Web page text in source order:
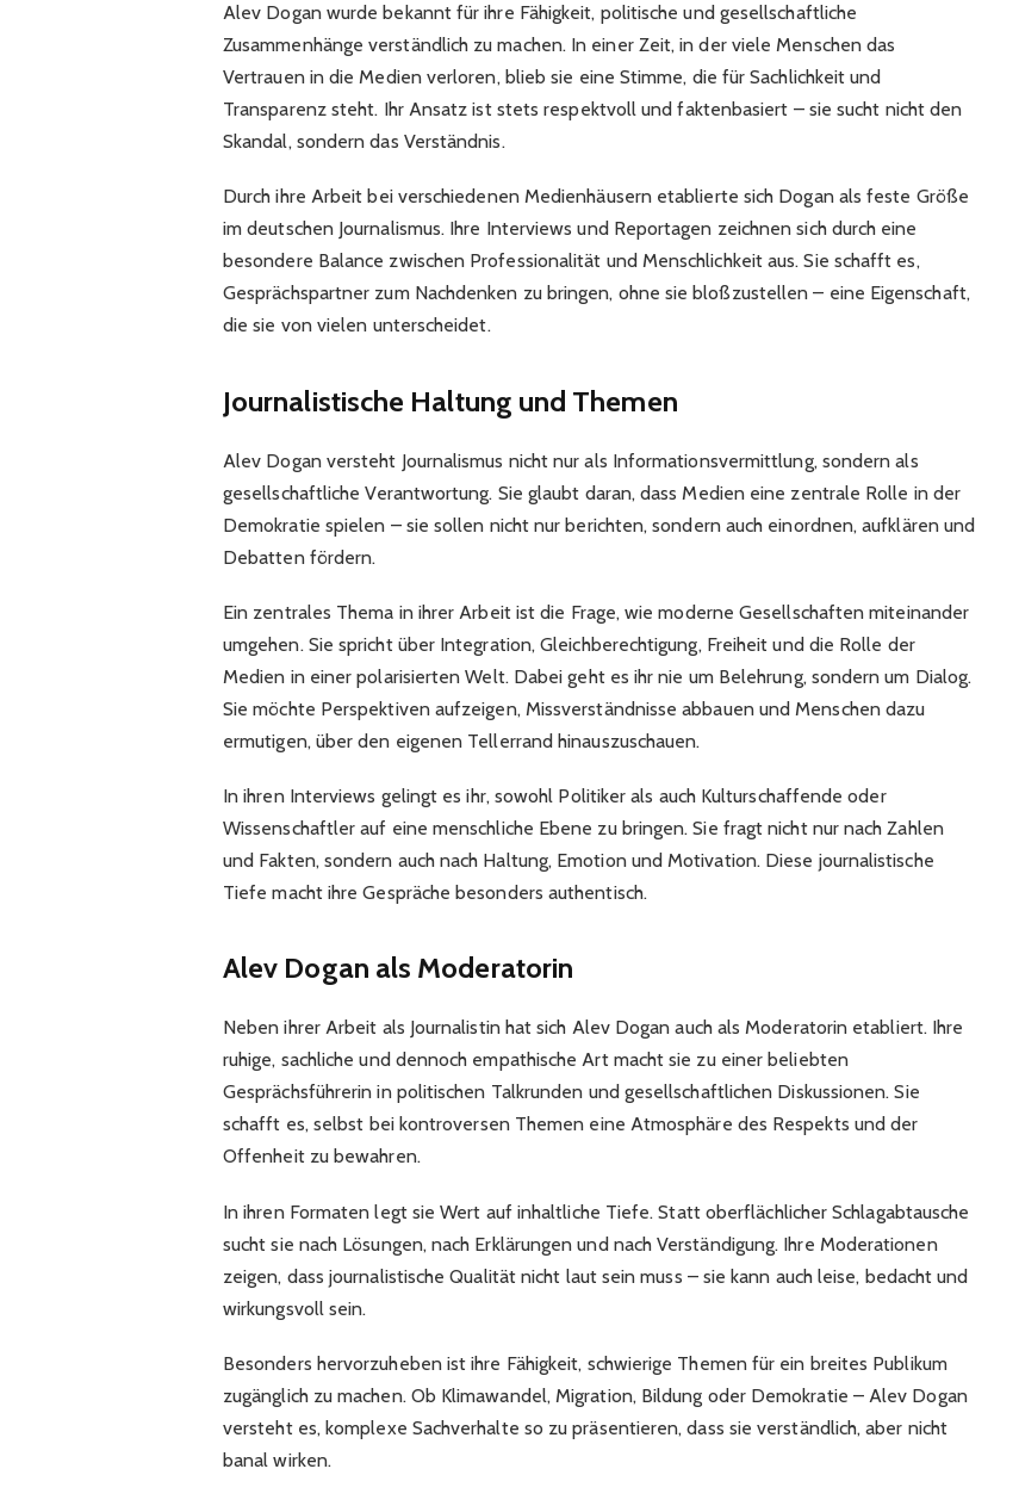
Alev Dogan wurde bekannt für ihre Fähigkeit, politische und gesellschaftliche
Zusammenhänge verständlich zu machen. In einer Zeit, in der viele Menschen das
Vertrauen in die Medien verloren, blieb sie eine Stimme, die für Sachlichkeit und
Transparenz steht. Ihr Ansatz ist stets respektvoll und faktenbasiert – sie sucht nicht den
Skandal, sondern das Verständnis.
Durch ihre Arbeit bei verschiedenen Medienhäusern etablierte sich Dogan als feste Größe
im deutschen Journalismus. Ihre Interviews und Reportagen zeichnen sich durch eine
besondere Balance zwischen Professionalität und Menschlichkeit aus. Sie schafft es,
Gesprächspartner zum Nachdenken zu bringen, ohne sie bloßzustellen – eine Eigenschaft,
die sie von vielen unterscheidet.
Journalistische Haltung und Themen
Alev Dogan versteht Journalismus nicht nur als Informationsvermittlung, sondern als
gesellschaftliche Verantwortung. Sie glaubt daran, dass Medien eine zentrale Rolle in der
Demokratie spielen – sie sollen nicht nur berichten, sondern auch einordnen, aufklären und
Debatten fördern.
Ein zentrales Thema in ihrer Arbeit ist die Frage, wie moderne Gesellschaften miteinander
umgehen. Sie spricht über Integration, Gleichberechtigung, Freiheit und die Rolle der
Medien in einer polarisierten Welt. Dabei geht es ihr nie um Belehrung, sondern um Dialog.
Sie möchte Perspektiven aufzeigen, Missverständnisse abbauen und Menschen dazu
ermutigen, über den eigenen Tellerrand hinauszuschauen.
In ihren Interviews gelingt es ihr, sowohl Politiker als auch Kulturschaffende oder
Wissenschaftler auf eine menschliche Ebene zu bringen. Sie fragt nicht nur nach Zahlen
und Fakten, sondern auch nach Haltung, Emotion und Motivation. Diese journalistische
Tiefe macht ihre Gespräche besonders authentisch.
Alev Dogan als Moderatorin
Neben ihrer Arbeit als Journalistin hat sich Alev Dogan auch als Moderatorin etabliert. Ihre
ruhige, sachliche und dennoch empathische Art macht sie zu einer beliebten
Gesprächsführerin in politischen Talkrunden und gesellschaftlichen Diskussionen. Sie
schafft es, selbst bei kontroversen Themen eine Atmosphäre des Respekts und der
Offenheit zu bewahren.
In ihren Formaten legt sie Wert auf inhaltliche Tiefe. Statt oberflächlicher Schlagabtausche
sucht sie nach Lösungen, nach Erklärungen und nach Verständigung. Ihre Moderationen
zeigen, dass journalistische Qualität nicht laut sein muss – sie kann auch leise, bedacht und
wirkungsvoll sein.
Besonders hervorzuheben ist ihre Fähigkeit, schwierige Themen für ein breites Publikum
zugänglich zu machen. Ob Klimawandel, Migration, Bildung oder Demokratie – Alev Dogan
versteht es, komplexe Sachverhalte so zu präsentieren, dass sie verständlich, aber nicht
banal wirken.